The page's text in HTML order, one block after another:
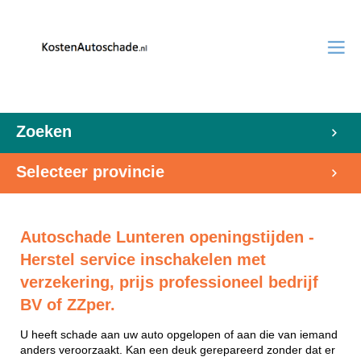
Zoeken
Selecteer provincie
Autoschade Lunteren openingstijden -
Herstel service inschakelen met
verzekering, prijs professioneel bedrijf
BV of ZZper.
U heeft schade aan uw auto opgelopen of aan die van iemand
anders veroorzaakt. Kan een deuk gerepareerd zonder dat er